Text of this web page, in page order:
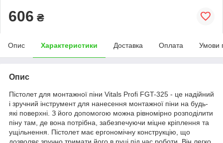
606 ₴
Опис Характеристики Доставка Оплата Умови
Опис
Пістолет для монтажної піни Vitals Profi FGT-325 - це надійний
і зручний інструмент для нанесення монтажної піни на будь-
які поверхні. З його допомогою можна рівномірно розподілити
піну там, де вона потрібна, забезпечуючи міцне кріплення та
ущільнення. Пістолет має ергономічну конструкцію, що
дозволяє зручно тримати його в руці під час роботи. Він легко